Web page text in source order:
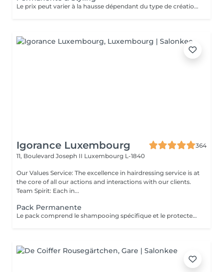
Le prix peut varier à la hausse dépendant du type de création finalement réalisée.
Igorance Luxembourg
364
11, Boulevard Joseph II Luxembourg L-1840
Our Values Service: The excellence in hairdressing service is at
the core of all our actions and interactions with our clients.
Team Spirit: Each in...
Pack Permanente
Le pack comprend le shampooing spécifique et le protecteur REDKEN , la permanente avec les produits LOREAL PROFESSIONNEL , le conditionneur REDKEN , le séchage et les produits de styling REDKEN Option Coupe : la coupe IGORANCE (finition sur cheveux secs), le séchage et les produits de styling REDKEN. * Tarifs à titre indicatifs à confirmer après la consultation personnalisée établit auprès de votre coiffeur/stylist/spécialiste * La direction se réserve le droit d’apporter des modifications pour le bon fonctionnement du salon